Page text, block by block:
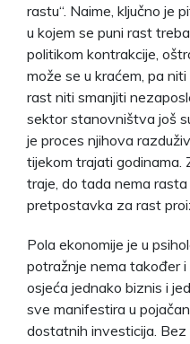
rastu“. Naime, ključno je
u kojem se puni rast
politikom kontrakcije,
može se u kraćem, pa
rast niti smanjiti
sektor stanovništva još
je proces njihova
tijekom trajati godinama.
traje, do tada nema
pretpostavka za rast
Pola ekonomije je u
potražnje nema također
osjeća jednako biznis i
sve manifestira u
dostatnih investicija.